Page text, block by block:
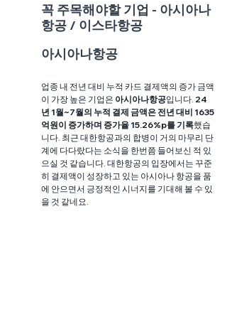
꼭 주목해야할 기업 - 아시아나
항공 / 이스타항공
아시아나항공
업종 내 전년 대비 누적 카드 결제액의 증가 금액
이 가장 높은 기업은 아시아나항공입니다. 24
년 1월~7월의 누적 결제 금액은 전년 대비 1635
억원이 증가하며 증가율 15.26%p를 기록했습
니다. 최근 대한항공과의 합병이 거의 마무리 단
계에 다다랐다는 소식을 한번쯤 들어보신 적 있
으실 것 같습니다. 대한항공의 입장에서는 꾸준
히 결제액이 성장하고 있는 아시아나 항공을 품
에 안으면서 긍정적인 시너지를 기대해 볼 수 있
을 것 같네요.